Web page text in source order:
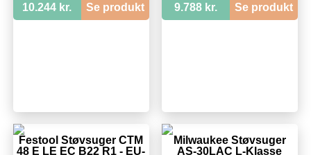
10.244 kr. Se produkt 9.788 kr. Se produkt
Festool Støvsuger CTM
48 E LE EC B22 R1 - EU-
Milwaukee Støvsuger
AS-30LAC L-Klasse